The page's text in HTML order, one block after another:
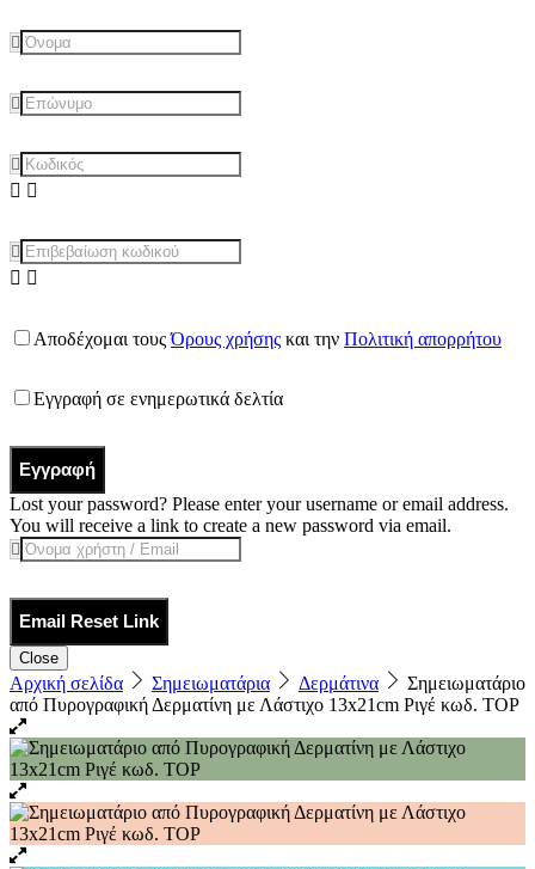
Αποδέχομαι τουςΌρους χρήσης και την Πολιτική απορρήτου
Εγγραφή σε ενημερωτικά δελτία
Εγγραφή
Lost your password? Please enter your username or email address.
You will receive a link to create a new password via email.
Email Reset Link
Close
Αρχική σελίδα Σημειωματάρια Δερμάτινα
Σημειωματάριο
από Πυρογραφική Δερματίνη με Λάστιχο 13x21cm Ριγέ κωδ. TOP